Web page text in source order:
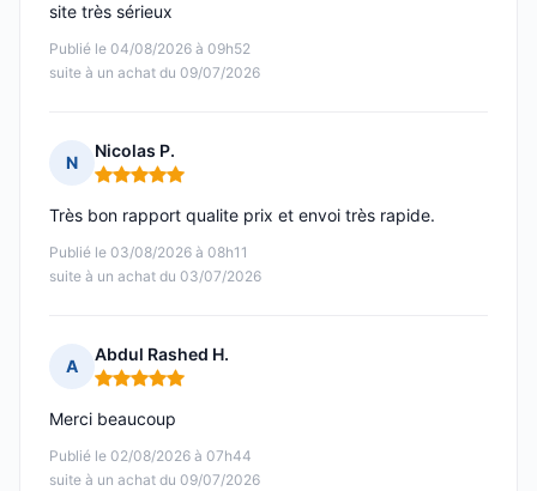
Publié le 04/08/2026 à 09h52
suite à un achat du 09/07/2026
site très sérieux
N
Nicolas P.
Note : 5 sur 5
Publié le 03/08/2026 à 08h11
suite à un achat du 03/07/2026
Très bon rapport qualite prix et envoi très rapide.
A
Abdul Rashed H.
Note : 5 sur 5
Publié le 02/08/2026 à 07h44
suite à un achat du 09/07/2026
Merci beaucoup